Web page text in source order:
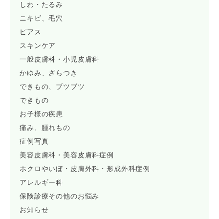
しわ・たるみ
ニキビ、毛穴
ピアス
スキンケア
一般皮膚科・小児皮膚科
かゆみ、ざらつき
できもの、ブツブツ
できもの
お子様の疾患
痛み、腫れもの
症例写真
美容皮膚科・美容皮膚科症例
ホクロやいぼ・皮膚外科・形成外科症例
アレルギー科
保険診療その他のお悩み
お知らせ